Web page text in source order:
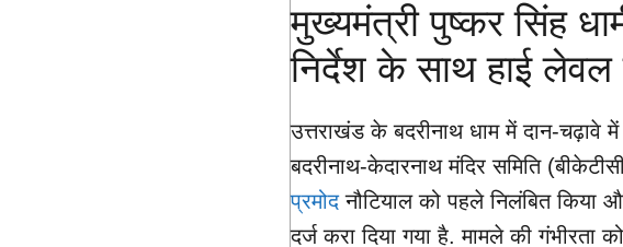
मुख्यमंत्री पुष्कर सिंह
निर्देश के साथ हाई
उत्तराखंड के बदरीनाथ धाम में दान-चढ़ावे
बदरीनाथ-केदारनाथ मंदिर समिति
प्रमोदनौटियाल को पहले निलंबित
दर्ज करा दिया गया है. मामले की गंभीरता